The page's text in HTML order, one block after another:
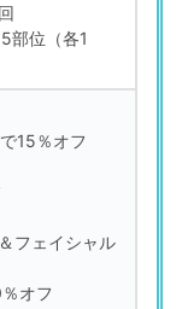
部位（各1
15％オフ
フェイシャル
オフ